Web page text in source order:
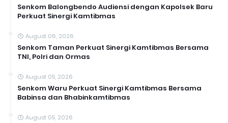
Senkom Balongbendo Audiensi dengan Kapolsek Baru
Perkuat Sinergi Kamtibmas
August 06, 2026
Senkom Taman Perkuat Sinergi Kamtibmas Bersama
TNI, Polri dan Ormas
August 05, 2026
Senkom Waru Perkuat Sinergi Kamtibmas Bersama
Babinsa dan Bhabinkamtibmas
August 05, 2026